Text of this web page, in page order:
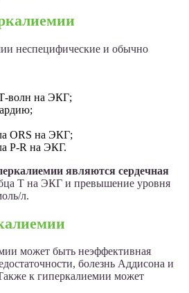
неспецифические и обычно
волн на ЭКГ;
ORS на ЭКГ;
P-R на ЭКГ.
являются сердечная
Т на ЭКГ и превышение уровня
л.
может быть неэффективная
болезнь Аддисона и
к гиперкалиемии может